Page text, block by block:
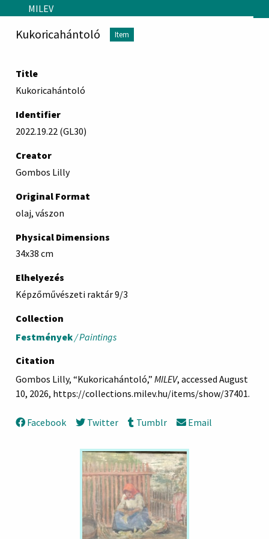
Skip to main content
MILEV
Kukoricahántoló Item
Title
Kukoricahántoló
Identifier
2022.19.22 (GL30)
Creator
Gombos Lilly
Original Format
olaj, vászon
Physical Dimensions
34x38 cm
Elhelyezés
Képzőművészeti raktár 9/3
Collection
Festmények/ Paintings
Citation
Gombos Lilly, “Kukoricahántoló,” MILEV, accessed August
10, 2026, https://collections.milev.hu/items/show/37401.
Facebook Twitter Tumblr Email